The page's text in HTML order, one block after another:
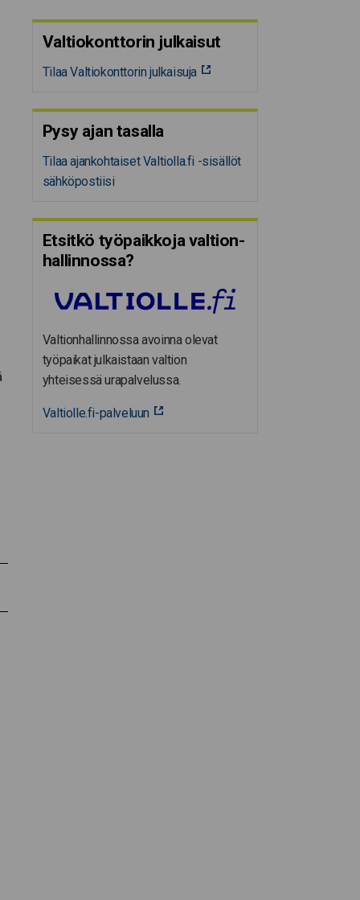
Valtiokonttorin julkaisut
Tilaa Valtiokonttorin julkaisuja
Pysy ajan tasalla
Tilaa ajankohtaiset Valtiolla.fi -sisällöt
sähköpostiisi
Etsitkö työpaikkoja valtion­
hal­lin­nossa?
Valtionhallinnossa avoinna olevat
työpaikat julkaistaan valtion
yhteisessä urapalvelussa.
Valtiolle.fi-palveluun